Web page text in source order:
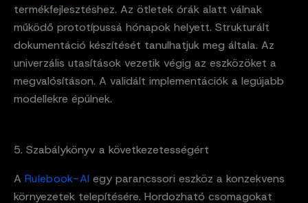
termékfejlesztéshez. Az ötletek órák alatt válnak
működő prototípussá hónapok helyett. Strukturált
dokumentáció készítését tanulhatjuk meg általa. Az
univerzális utasítások vezetik végig az eszközöket a
megvalósításon. A validált implementációk a legújabb
modellekre épülnek.
5. Szabálykönyv a következetességért
A Rulebook-AI egy parancssori eszköz a konzekvens
környezetek telepítésére. Hordozható csomagokat